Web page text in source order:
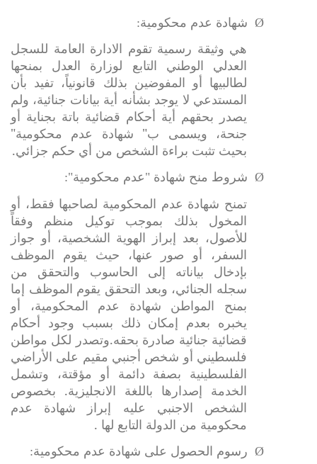
Ø شهادة عدم محكومية:
هي وثيقة رسمية تقوم الادارة العامة للسجل
العدلي الوطني التابع لوزارة العدل بمنحها
لطالبيها أو المفوضين بذلك قانونياً، تفيد بأن
المستدعي لا يوجد بشأنه أية بيانات جنائية، ولم
يصدر بحقهم أية أحكام قضائية باتة بجناية أو
جنحة، ويسمى ب" شهادة عدم محكومية"
بحيث تثبت براءة الشخص من أي حكم جزائي.
Ø شروط منح شهادة "عدم محكومية":
تمنح شهادة عدم المحكومية لصاحبها فقط، أو
المخول بذلك بموجب توكيل منظم وفقاً
للأصول، بعد إبراز الهوية الشخصية، أو جواز
السفر، أو صور عنها، حيث يقوم الموظف
بإدخال بياناته إلى الحاسوب والتحقق من
سجله الجنائي، وبعد التحقق يقوم الموظف إما
بمنح المواطن شهادة عدم المحكومية، أو
يخبره بعدم إمكان ذلك بسبب وجود أحكام
قضائية جنائية صادرة بحقه.وتصدر لكل مواطن
فلسطيني أو شخص أجنبي مقيم على الأراضي
الفلسطينية بصفة دائمة أو مؤقتة، وتشمل
الخدمة إصدارها باللغة الانجليزية. بخصوص
الشخص الاجنبي عليه إبراز شهادة عدم
محكومية من الدولة التابع لها .
Ø رسوم الحصول على شهادة عدم محكومية: